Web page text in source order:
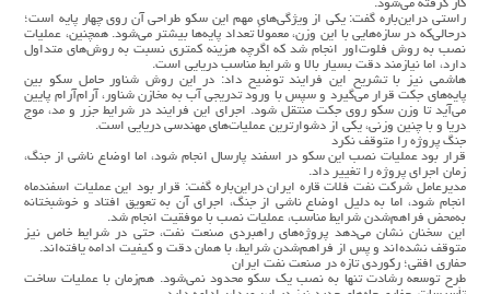
کار گرفته می‌شود.
راستی دراین‌باره گفت: یکی از ویژگی‌های مهم این سکو طراحی آن روی چهار پایه است؛
درحالی‌که در سازه‌هایی با این وزن، معمولاً تعداد پایه‌ها بیشتر می‌شود. همچنین، عملیات
نصب به روش فلوت‌اور انجام شد که اگرچه هزینه کمتری نسبت به روش‌های متداول
دارد، اما نیازمند دقت بسیار بالا و شرایط مناسب دریایی است.
هاشمی نیز با تشریح این فرایند توضیح داد: در این روش شناور حامل سکو بین
پایه‌های جکت قرار می‌گیرد و سپس با ورود تدریجی آب به مخازن شناور، آرام‌آرام پایین
می‌آید تا وزن سکو روی جکت منتقل شود. اجرای این فرایند در شرایط جزر و مد، موج
دریا و با چنین وزنی، یکی از دشوارترین عملیات‌های مهندسی دریایی است.
جنگ پروژه را متوقف نکرد
قرار بود عملیات نصب این سکو در اسفند پارسال انجام شود، اما اوضاع ناشی از جنگ،
زمان اجرای پروژه را تغییر داد.
مدیرعامل شرکت نفت فلات قاره ایران دراین‌باره گفت: قرار بود این عملیات اسفندماه
انجام شود، اما به دلیل اوضاع ناشی از جنگ، اجرای آن به تعویق افتاد و خوشبختانه
به‌محض فراهم‌شدن شرایط مناسب، عملیات نصب با موفقیت انجام شد.
این سخنان نشان می‌دهد پروژه‌های راهبردی صنعت نفت، حتی در شرایط خاص نیز
متوقف نشده‌اند و پس از فراهم‌شدن شرایط، با همان دقت و کیفیت ادامه یافته‌اند.
حفاری افقی؛ رکوردی تازه در صنعت نفت ایران
طرح توسعه رشادت تنها به نصب یک سکو محدود نمی‌شود. هم‌زمان با عملیات ساخت